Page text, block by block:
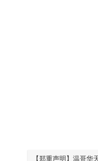
【郑重声明】温哥